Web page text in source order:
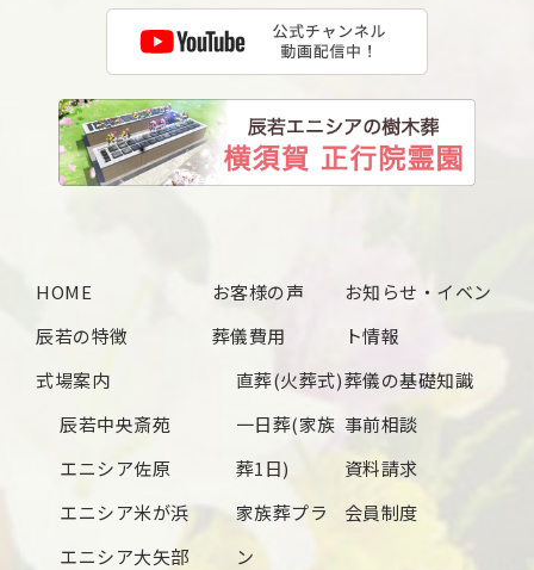
2025年1月
2024年12月
2024年4月
HOME
辰若の特徴
式場案内
辰若中央斎苑
エニシア佐原
エニシア米が浜
エニシア大矢部
お客様の声
葬儀費用
直葬(火葬式)
一日葬(家族
葬1日)
家族葬プラ
ン
お知らせ・イベン
ト情報
葬儀の基礎知識
事前相談
資料請求
会員制度